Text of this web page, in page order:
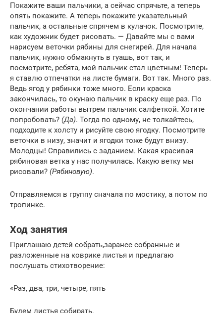
Покажите ваши пальчики, а сейчас спрячьте, а теперь
опять покажите. А теперь покажите указательный
пальчик, а остальные спрячем в кулачок. Посмотрите,
как художник будет рисовать. — Давайте мы с вами
нарисуем веточки рябины для снегирей. Для начала
пальчик, нужно обмакнуть в гуашь, вот так, и
посмотрите, ребята, мой пальчик стал цветным! Теперь
я ставлю отпечатки на листе бумаги. Вот так. Много раз.
Ведь ягод у рябинки тоже много. Если краска
закончилась, то окунаю пальчик в краску еще раз. По
окончании работы вытрем пальчик салфеткой. Хотите
попробовать? (Да). Тогда по одному, не толкайтесь,
подходите к холсту и рисуйте свою ягодку. Посмотрите
веточки в низу, значит и ягодки тоже будут внизу.
Молодцы! Справились с заданием. Какая красивая
рябиновая ветка у нас получилась. Какую ветку мы
рисовали? (Рябиновую).
Отправляемся в группу сначала по мостику, а потом по
тропинке.
Ход занятия
Приглашаю детей собрать,заранее собранные и
разложенные на коврике листья и предлагаю
послушать стихотворение:
«Раз, два, три, четыре, пять
Будем листья собирать.